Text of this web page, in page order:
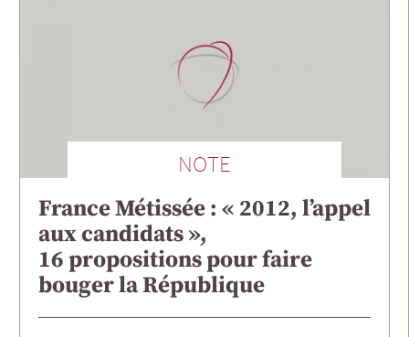
NOTE
France Métissée : « 2012, l’appel
aux candidats »,
16 propositions pour faire
bouger la République